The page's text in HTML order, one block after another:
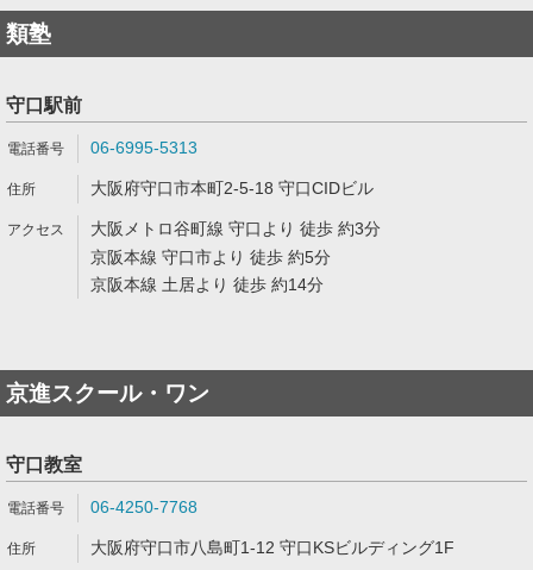
類塾
守口駅前
06-6995-5313
大阪府守口市本町2-5-18 守口CIDビル
大阪メトロ谷町線 守口より 徒歩 約3分
京阪本線 守口市より 徒歩 約5分
京阪本線 土居より 徒歩 約14分
京進スクール・ワン
守口教室
06-4250-7768
大阪府守口市八島町1-12 守口KSビルディング1F